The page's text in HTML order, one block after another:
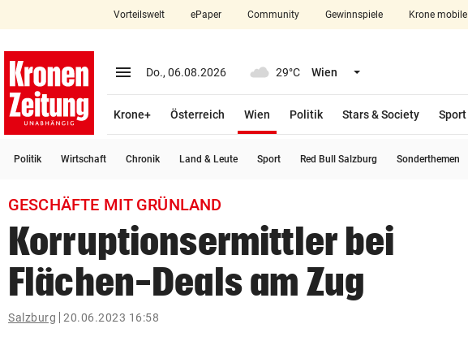
closeSchließen
account_circle Anmelden
arrow_right
bookmark
search
Suchbegriff
eingeben
Vorteilswelt ePaper Community Gewinnspiele Krone mobile
menu Menü aufklappen
Do., 06.08.2026 29°C Wien Menü aufklappen
Krone+ Österreich Wien
Politik
Stars & Society Sport
Politik Wirtschaft Chronik Land & Leute Sport Red Bull Salzburg Sonderthemen
GESCHÄFTE MIT GRÜNLAND
Korruptionsermittler bei
Flächen-Deals am Zug
Salzburg 20.06.2023 16:58